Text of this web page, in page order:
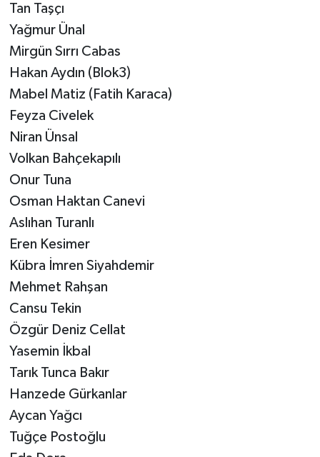
Tan Taşçı
Yağmur Ünal
Mirgün Sırrı Cabas
Hakan Aydın (Blok3)
Mabel Matiz (Fatih Karaca)
Feyza Civelek
Niran Ünsal
Volkan Bahçekapılı
Onur Tuna
Osman Haktan Canevi
Aslıhan Turanlı
Eren Kesimer
Kübra İmren Siyahdemir
Mehmet Rahşan
Cansu Tekin
Özgür Deniz Cellat
Yasemin İkbal
Tarık Tunca Bakır
Hanzede Gürkanlar
Aycan Yağcı
Tuğçe Postoğlu